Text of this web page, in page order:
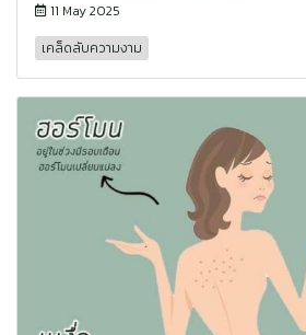
11 May 2025
เคล็ดลับความงาม